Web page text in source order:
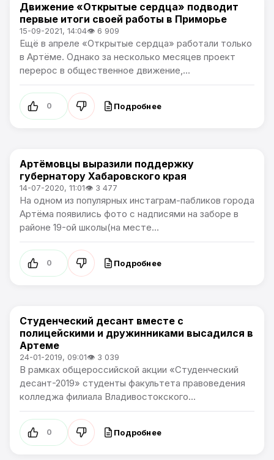
Политика / Общество
Движение «Открытые сердца» подводит
первые итоги своей работы в Приморье
15-09-2021, 14:04👁 6 909
Ещё в апреле «Открытые сердца» работали только
в Артёме. Однако за несколько месяцев проект
перерос в общественное движение,...
0 Подробнее
Общество
Артёмовцы выразили поддержку
губернатору Хабаровского края
14-07-2020, 11:01👁 3 477
На одном из популярных инстаграм-пабликов города
Артёма появились фото с надписями на заборе в
районе 19-ой школы(на месте...
0 Подробнее
Общество
Студенческий десант вместе с
полицейскими и дружинниками высадился в
Артеме
24-01-2019, 09:01👁 3 039
В рамках общероссийской акции «Студенческий
десант-2019» студенты факультета правоведения
колледжа филиала Владивостокского...
0 Подробнее